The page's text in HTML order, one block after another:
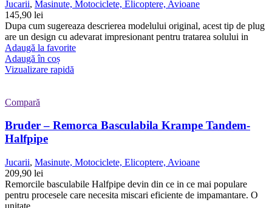
Jucarii, Masinute, Motociclete, Elicoptere, Avioane
145,90 lei
Dupa cum sugereaza descrierea modelului original, acest tip de plug
are un design cu adevarat impresionant pentru tratarea solului in
Adaugă la favorite
Adaugă în coș
Vizualizare rapidă
Compară
Bruder – Remorca Basculabila Krampe Tandem-
Halfpipe
Jucarii, Masinute, Motociclete, Elicoptere, Avioane
209,90 lei
Remorcile basculabile Halfpipe devin din ce in ce mai populare
pentru procesele care necesita miscari eficiente de impamantare. O